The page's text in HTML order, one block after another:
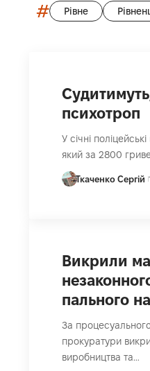
# Рівне
психотроп
У січні
який за 2800
Ткаченко Сергій
Викрили
пального
За
прокуратури
виробництва та…